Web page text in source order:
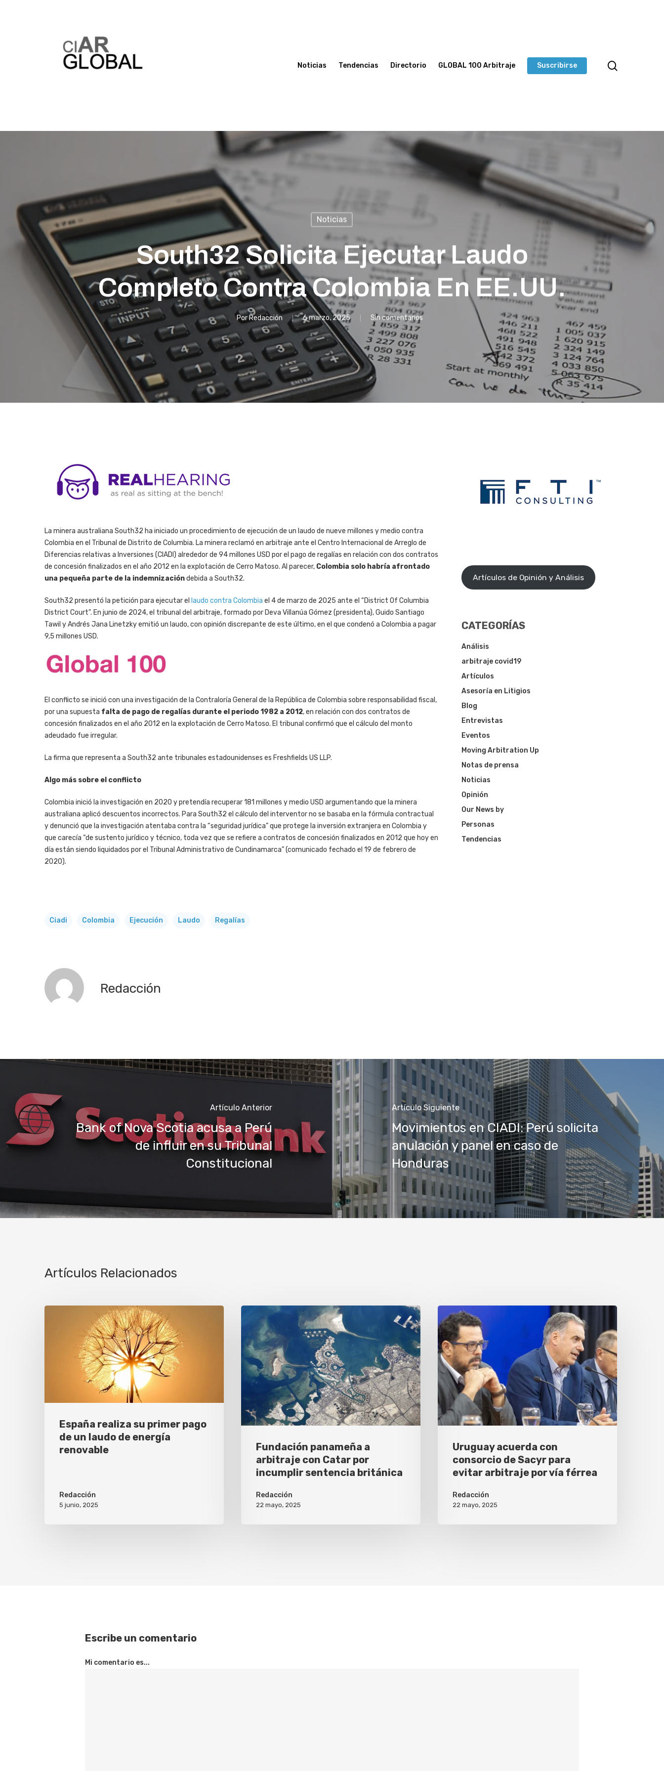
Presione enter para buscar o ESC para cerrar
Noticias Tendencias Directorio GLOBAL 100 Arbitraje Suscribirse
Noticias
South32 Solicita Ejecutar Laudo
Completo Contra Colombia En EE.UU.
PorRedacción 6 marzo, 2025 Sin comentarios
La minera australiana South32 ha iniciado un procedimiento de ejecución de un laudo de nueve millones y medio contra
Colombia en el Tribunal de Distrito de Columbia. La minera reclamó en arbitraje ante el Centro Internacional de Arreglo de
Diferencias relativas a Inversiones (CIADI) alrededor de 94 millones USD por el pago de regalías en relación con dos contratos
de concesión finalizados en el año 2012 en la explotación de Cerro Matoso. Al parecer, Colombia solo habría afrontado
una pequeña parte de la indemnizacióndebida a South32.
South32 presentó la petición para ejecutar el laudo contra Colombia el 4 de marzo de 2025 ante el “District Of Columbia
District Court”. En junio de 2024, el tribunal del arbitraje, formado por Deva Villanúa Gómez (presidenta), Guido Santiago
Tawil y Andrés Jana Linetzky emitió un laudo, con opinión discrepante de este último, en el que condenó a Colombia a pagar
9,5 millones USD.
El conflicto se inició con una investigación de la Contraloría General de la República de Colombia sobre responsabilidad fiscal,
por una supuesta falta de pago de regalías durante el periodo 1982 a 2012, en relación con dos contratos de
concesión finalizados en el año 2012 en la explotación de Cerro Matoso. El tribunal confirmó que el cálculo del monto
adeudado fue irregular.
La firma que representa a South32 ante tribunales estadounidenses es Freshfields US LLP.
Algo más sobre el conflicto
Colombia inició la investigación en 2020 y pretendía recuperar 181 millones y medio USD argumentando que la minera
australiana aplicó descuentos incorrectos. Para South32 el cálculo del interventor no se basaba en la fórmula contractual
y denunció que la investigación atentaba contra la “seguridad jurídica” que protege la inversión extranjera en Colombia y
que carecía “de sustento jurídico y técnico, toda vez que se refiere a contratos de concesión finalizados en 2012 que hoy en
día están siendo liquidados por el Tribunal Administrativo de Cundinamarca” (comunicado fechado el 19 de febrero de
2020).
Ciadi Colombia Ejecución Laudo Regalías
Redacción
Artículos de Opinión y Análisis
CATEGORÍAS
Análisis
arbitraje covid19
Artículos
Asesoría en Litigios
Blog
Entrevistas
Eventos
Moving Arbitration Up
Notas de prensa
Noticias
Opinión
Our News by
Personas
Tendencias
Artículo Anterior
Bank of Nova Scotia acusa a Perú
de influir en su Tribunal
Constitucional
Artículo Siguiente
Movimientos en CIADI: Perú solicita
anulación y panel en caso de
Honduras
Artículos Relacionados
España realiza su primer pago
de un laudo de energía
renovable
Redacción
5 junio, 2025
Fundación panameña a
arbitraje con Catar por
incumplir sentencia británica
Redacción
22 mayo, 2025
Uruguay acuerda con
consorcio de Sacyr para
evitar arbitraje por vía férrea
Redacción
22 mayo, 2025
Escribe un comentario
Mi comentario es...